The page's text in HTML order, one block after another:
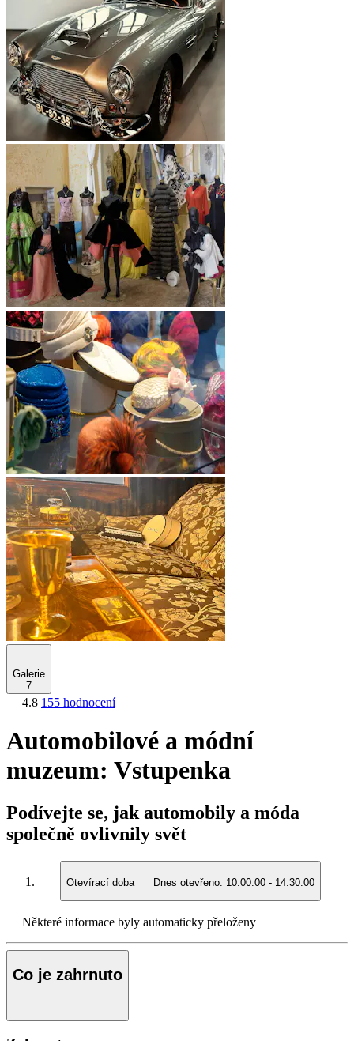
Galerie
7
4.8 155 hodnocení
Automobilové a módní
muzeum: Vstupenka
Podívejte se, jak automobily a móda
společně ovlivnily svět
Otevírací doba Dnes otevřeno: 10:00:00 - 14:30:00
Některé informace byly automaticky přeloženy
Co je zahrnuto